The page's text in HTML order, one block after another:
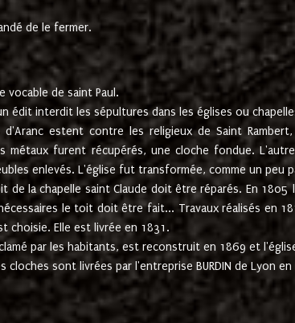
de le fermer.
vocable de saint Paul.
édit interdit les sépultures dans les églises ou
d'Aranc estent contre les religieux de Saint
métaux furent récupérés, une cloche fondue.
enlevés. L'église fut transformée, comme un peu
de la chapelle saint Claude doit être réparés. En
le toit doit être fait... Travaux réalisés en
choisie. Elle est livrée en 1831.
par les habitants, est reconstruit en 1869 et
cloches sont livrées par l'entreprise BURDIN de Lyon en